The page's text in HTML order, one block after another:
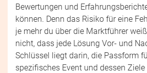
Bewertungen und
können. Denn das Risiko für eine
je mehr du über die Marktführer
nicht, dass jede Lösung Vor- und
Schlüssel liegt darin, die Passform
spezifisches Event und dessen